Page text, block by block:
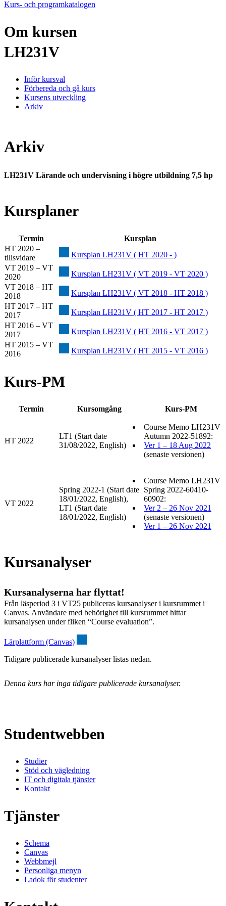
Kurs- och programkatalogen
Om kursen
LH231V
Inför kursval
Förbereda och gå kurs
Kursens utveckling
Arkiv
Arkiv
LH231V Lärande och undervisning i högre utbildning 7,5 hp
Kursplaner
Termin
Kursplan
HT 2020 –
tillsvidare
Kursplan LH231V ( HT 2020 - )
VT 2019 – VT
2020
Kursplan LH231V ( VT 2019 - VT 2020 )
VT 2018 – HT
2018
Kursplan LH231V ( VT 2018 - HT 2018 )
HT 2017 – HT
2017
Kursplan LH231V ( HT 2017 - HT 2017 )
HT 2016 – VT
2017
Kursplan LH231V ( HT 2016 - VT 2017 )
HT 2015 – VT
2016
Kursplan LH231V ( HT 2015 - VT 2016 )
Kurs-PM
Termin Kursomgång Kurs-PM
HT 2022
LT1 (Start date
31/08/2022, English)
Course Memo LH231V
Autumn 2022-51892:
Ver 1 – 18 Aug 2022
(senaste versionen)
VT 2022
Spring 2022-1 (Start date
18/01/2022, English),
LT1 (Start date
18/01/2022, English)
Course Memo LH231V
Spring 2022-60410-
60902:
Ver 2 – 26 Nov 2021
(senaste versionen)
Ver 1 – 26 Nov 2021
Kursanalyser
Kursanalyserna har flyttat!
Från läsperiod 3 i VT25 publiceras kursanalyser i kursrummet i
Canvas. Användare med behörighet till kursrummet hittar
kursanalysen under fliken “Course evaluation”.
Lärplattform (Canvas)
Tidigare publicerade kursanalyser listas nedan.
Denna kurs har inga tidigare publicerade kursanalyser.
Studentwebben
Studier
Stöd och vägledning
IT och digitala tjänster
Kontakt
Tjänster
Schema
Canvas
Webbmejl
Personliga menyn
Ladok för studenter